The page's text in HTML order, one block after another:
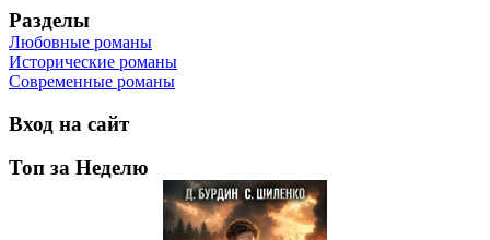
Разделы
Любовные романы
Исторические романы
Современные романы
Вход на сайт
Топ за Неделю